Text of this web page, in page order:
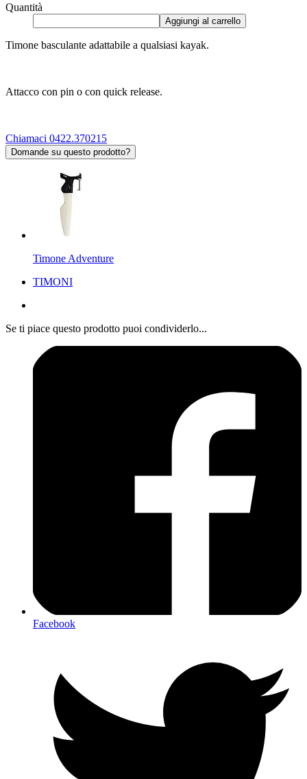
Quantità
Aggiungi al carrello
Timone basculante adattabile a qualsiasi kayak.
Attacco con pin o con quick release.
Chiamaci 0422.370215
Domande su questo prodotto?
Timone Adventure
TIMONI
Se ti piace questo prodotto puoi condividerlo...
Facebook